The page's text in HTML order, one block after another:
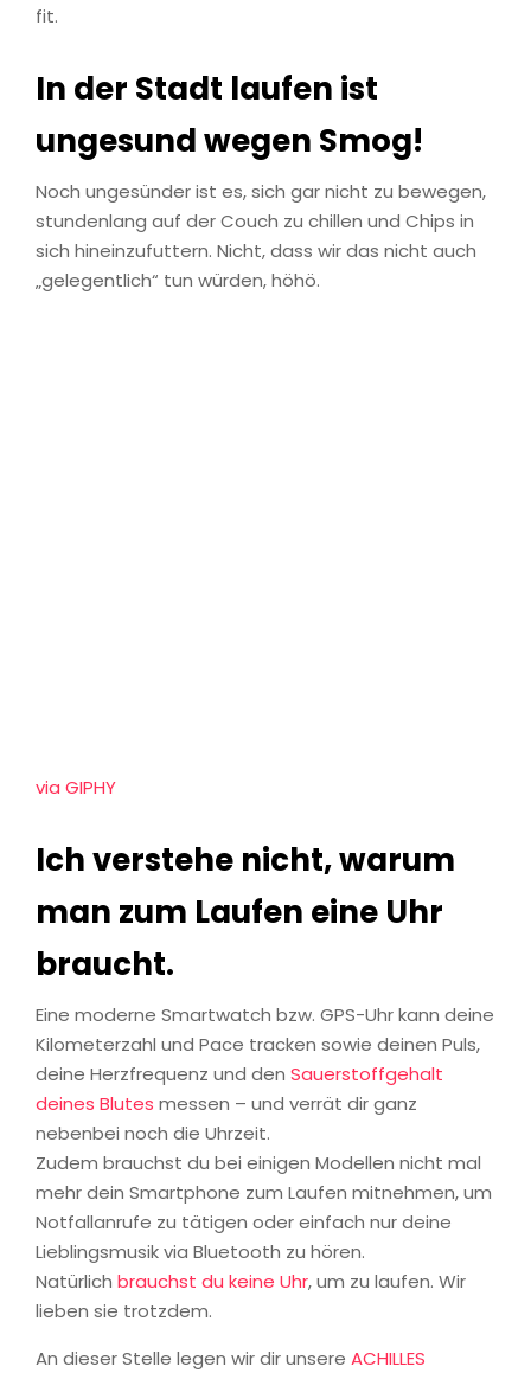
fit.
In der Stadt laufen ist
ungesund wegen Smog!
Noch ungesünder ist es, sich gar nicht zu bewegen,
stundenlang auf der Couch zu chillen und Chips in
sich hineinzufuttern. Nicht, dass wir das nicht auch
„gelegentlich“ tun würden, höhö.
via GIPHY
Ich verstehe nicht, warum
man zum Laufen eine Uhr
braucht.
Eine moderne Smartwatch bzw. GPS-Uhr kann deine
Kilometerzahl und Pace tracken sowie deinen Puls,
deine Herzfrequenz und den Sauerstoffgehalt
deines Blutes messen – und verrät dir ganz
nebenbei noch die Uhrzeit.
Zudem brauchst du bei einigen Modellen nicht mal
mehr dein Smartphone zum Laufen mitnehmen, um
Notfallanrufe zu tätigen oder einfach nur deine
Lieblingsmusik via Bluetooth zu hören.
Natürlich brauchst du keine Uhr, um zu laufen. Wir
lieben sie trotzdem.
An dieser Stelle legen wir dir unsere ACHILLES